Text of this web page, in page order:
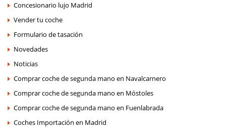
Concesionario lujo Madrid
Vender tu coche
Formulario de tasación
Novedades
Noticias
Comprar coche de segunda mano en Navalcarnero
Comprar coche de segunda mano en Móstoles
Comprar coche de segunda mano en Fuenlabrada
Coches Importación en Madrid